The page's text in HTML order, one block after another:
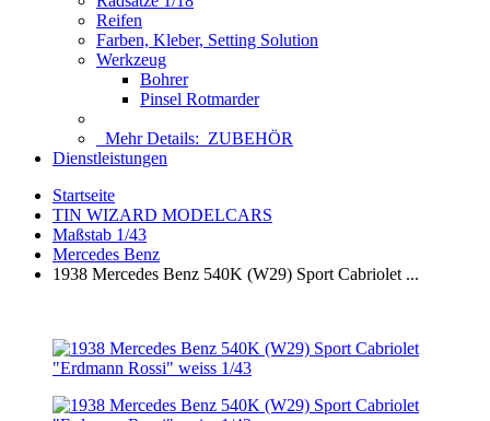
Reifen
Farben, Kleber, Setting Solution
Werkzeug
Bohrer
Pinsel Rotmarder
Mehr Details: ZUBEHÖR
Dienstleistungen
Startseite
TIN WIZARD MODELCARS
Maßstab 1/43
Mercedes Benz
1938 Mercedes Benz 540K (W29) Sport Cabriolet ...